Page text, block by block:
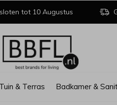
Tuin & Terras Badkamer &
tot 10 Augustus